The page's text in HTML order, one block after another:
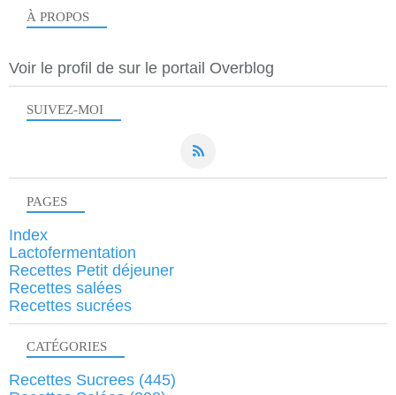
SUIVEZ-MOI
À PROPOS
Voir le profil de sur le portail Overblog
PAGES
Index
Lactofermentation
Recettes Petit déjeuner
Recettes salées
Recettes sucrées
CATÉGORIES
Recettes Sucrees (445)